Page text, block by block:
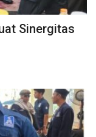
Sinergitas